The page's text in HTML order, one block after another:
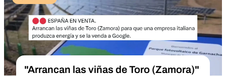
"Arrancan las viñas de Toro (Zamora)"